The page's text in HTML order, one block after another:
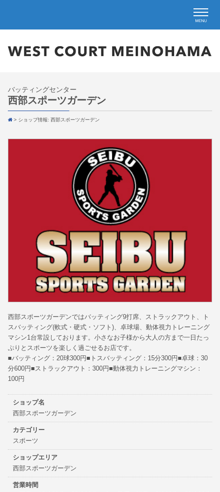
バッティングセンター
西部スポーツガーデン
> ショップ情報: 西部スポーツガーデン
西部スポーツガーデンではバッティング9打席、ストラックアウト、ト
スバッティング(軟式・硬式・ソフト)、卓球場、動体視力トレーニング
マシン1台常設しております。小さなお子様から大人の方まで一日たっ
ぷりとスポーツを楽しく過ごせるお店です。
■バッティング：20球300円■トスバッティング：15分300円■卓球：30
分600円■ストラックアウト：300円■動体視力トレーニングマシン：
100円
ショップ名
西部スポーツガーデン
カテゴリー
スポーツ
ショップエリア
西部スポーツガーデン
営業時間